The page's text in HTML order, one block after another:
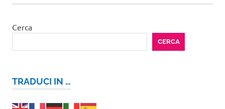
Cerca
CERCA
TRADUCI IN …